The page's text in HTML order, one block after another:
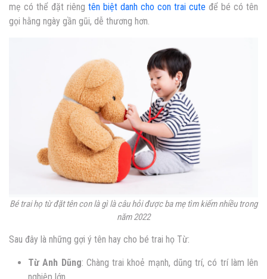
mẹ có thể đặt riêng tên biệt danh cho con trai cute để bé có tên
gọi hằng ngày gần gũi, dễ thương hơn.
Bé traihọ từ đặt tên con là gì là câu hỏi được ba mẹ tìm kiếm nhiều trong
năm 2022
Sau đây là những gợi ý tên hay cho bé trai họ Từ:
Từ Anh Dũng: Chàng trai khoẻ mạnh, dũng trí, có trí làm lên